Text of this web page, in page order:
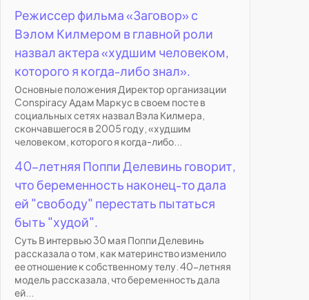
Режиссер фильма «Заговор» с
Вэлом Килмером в главной роли
назвал актера «худшим человеком,
которого я когда-либо знал».
Основные положения Директор организации
Conspiracy Адам Маркус в своем посте в
социальных сетях назвал Вэла Килмера,
скончавшегося в 2005 году, «худшим
человеком, которого я когда-либо...
40-летняя Поппи Делевинь говорит,
что беременность наконец-то дала
ей "свободу" перестать пытаться
быть "худой".
Суть В интервью 30 мая Поппи Делевинь
рассказала о том, как материнство изменило
ее отношение к собственному телу. 40-летняя
модель рассказала, что беременность дала
ей...